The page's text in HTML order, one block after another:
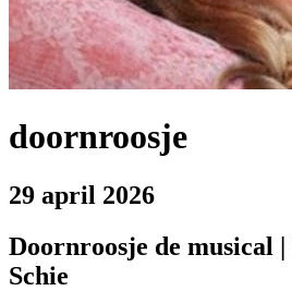
doornroosje
29 april 2026
Doornroosje de musical
Schie